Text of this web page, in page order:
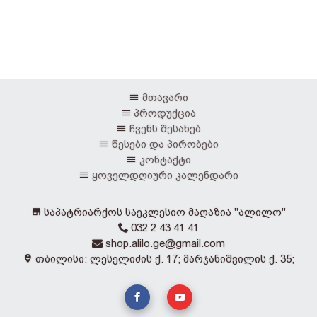
მთავარი
პროდუქცია
ჩვენს შესახებ
წესები და პირობები
კონტაქტი
ყოველდღიური კალენდარი
საპატრიარქოს საეკლესიო მაღაზია "ალილო"
032 2 43 41 41
shop.alilo.ge@gmail.com
თბილისი: ლესელიძის ქ. 17; მარჯანიშვილის ქ. 35;